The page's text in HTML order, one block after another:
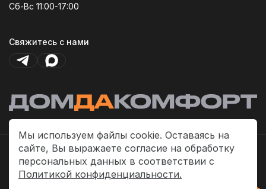
Мы используем файлы cookie. Оставаясь на
сайте, Вы выражаете согласие на обработку
персональных данных в соответствии с
Политикой конфиденциальности.
Сб-Вс 11:00-17:00
Свяжитесь с нами
Политика платежей
Политика конфиденциальности